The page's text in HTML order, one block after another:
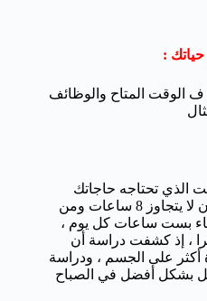
ف الوقت المتاح والوظائف
حدد الوقت الذي تحتاجه حاجاتك
الجسمية مثل النوم الذي يفترض أن لا يتجاوز 8 ساعات ومن
بست ساعات كل يوم ،
، إذ كشفت دراسة أن
أكثر على الجسم ، ودراسة
بشكل أفضل في الصباح